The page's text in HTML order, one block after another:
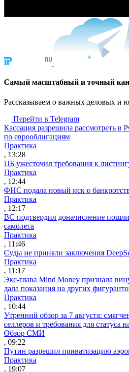
Cамый масштабный и точный
Рассказываем о важных деловых и
Перейти в Telegram
Кассация разрешила рассмотреть в
по еврооблигациям
Практика
, 13:28
ЦБ ужесточил требования к
Практика
, 12:44
ФНС подала новый иск о
Практика
, 12:17
ВС подтвердил доначисление
самолета
Практика
, 11:46
Суды не приняли заключения
Практика
, 11:17
Экс-глава Mind Money признала
дала показания на других
Практика
, 10:44
Утренний обзор за 7 августа:
селлеров и требования для статуса
Обзор СМИ
, 09:22
Путин разрешил приватизацию
Практика
, 19:07